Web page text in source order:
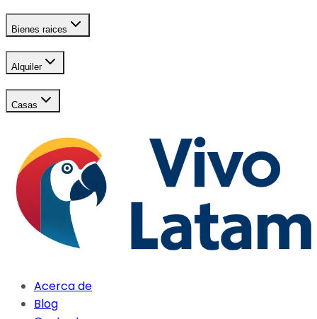
Bienes raices
Alquiler
Casas
Acerca de
Blog